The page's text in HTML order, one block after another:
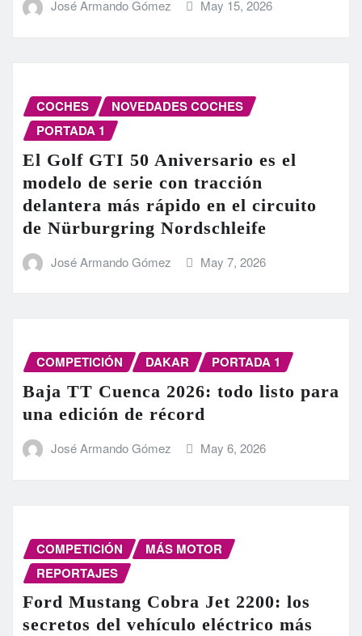
José Armando Gómez May 15, 2026
COCHES
NOVEDADES COCHES
PORTADA 1
El Golf GTI 50 Aniversario es el
modelo de serie con tracción
delantera más rápido en el circuito
de Nürburgring Nordschleife
José Armando Gómez May 7, 2026
COMPETICIÓN DAKAR PORTADA 1
Baja TT Cuenca 2026: todo listo para
una edición de récord
José Armando Gómez May 6, 2026
COMPETICIÓN
MÁS MOTOR
REPORTAJES
Ford Mustang Cobra Jet 2200: los
secretos del vehículo eléctrico más